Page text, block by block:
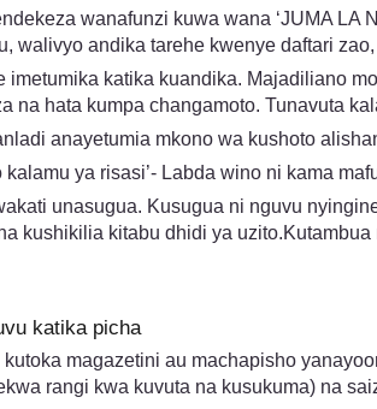
wanafunzi kuwa wana ‘JUMA
walivyo andika tarehe kwenye daftari
imetumika katika kuandika. Majadiliano
na hata kumpa changamoto. Tunavuta
anayetumia mkono wa kushoto
ya risasi’- Labda wino ni kama
unasugua. Kusugua ni nguvu
kushikilia kitabu dhidi ya
katika picha
magazetini au machapisho
rangi kwa kuvuta na kusukuma) na